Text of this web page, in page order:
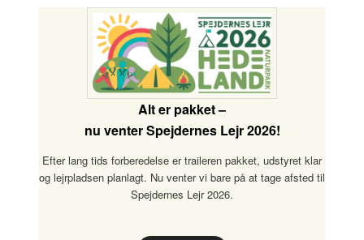
Alt er pakket –
nu venter Spejdernes Lejr 2026!
Efter lang tids forberedelse er traileren pakket, udstyret klar
og lejrpladsen planlagt. Nu venter vi bare på at tage afsted til
Spejdernes Lejr 2026.